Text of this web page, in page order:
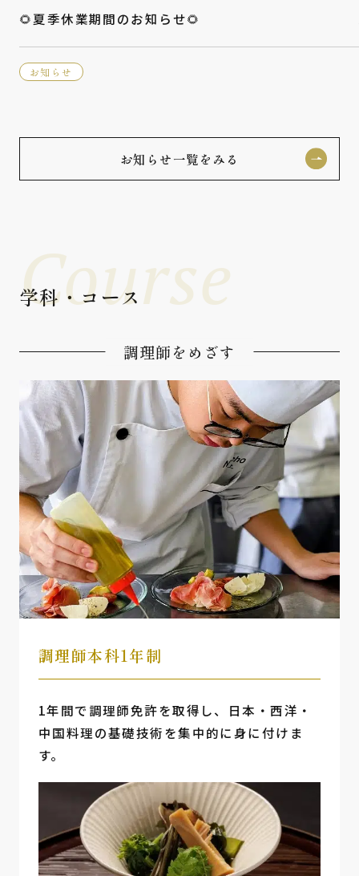
🌻夏季休業期間のお知らせ🌻
お知らせ
お知らせ一覧をみる
Course
学科・コース
調理師をめざす
調理師本科1年制
1年間で調理師免許を取得し、日本・西洋・
中国料理の基礎技術を集中的に身に付けま
す。